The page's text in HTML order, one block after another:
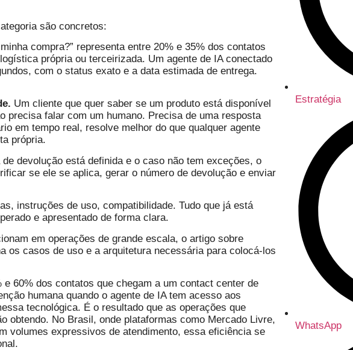
são concretos:
compra?” representa entre 20% e 35% dos contatos
própria ou terceirizada. Um agente de IA conectado
com o status exato e a data estimada de entrega.
Um cliente que quer saber se um produto está disponível
precisa falar com um humano. Precisa de uma resposta
em tempo real, resolve melhor do que qualquer agente
própria.
devolução está definida e o caso não tem exceções, o
se ele se aplica, gerar o número de devolução e enviar
instruções de uso, compatibilidade. Tudo que já está
e apresentado de forma clara.
em operações de grande escala, o artigo sobre
os casos de uso e a arquitetura necessária para colocá-los
60% dos contatos que chegam a um contact center de
humana quando o agente de IA tem acesso aos
tecnológica. É o resultado que as operações que
obtendo. No Brasil, onde plataformas como Mercado Livre,
volumes expressivos de atendimento, essa eficiência se
Estratégia
WhatsApp